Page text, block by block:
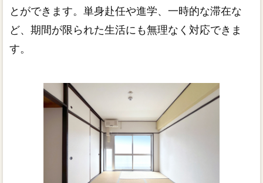
とができます。単身赴任や進学、一時的な滞在な
ど、期間が限られた生活にも無理なく対応できま
す。